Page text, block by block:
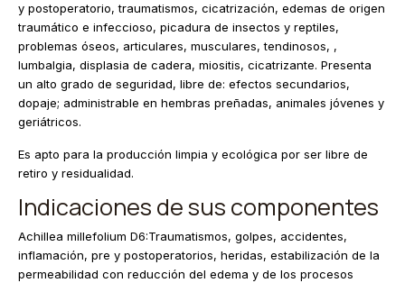
y postoperatorio, traumatismos, cicatrización, edemas de origen
traumático e infeccioso, picadura de insectos y reptiles,
problemas óseos, articulares, musculares, tendinosos, ,
lumbalgia, displasia de cadera, miositis, cicatrizante. Presenta
un alto grado de seguridad, libre de: efectos secundarios,
dopaje; administrable en hembras preñadas, animales jóvenes y
geriátricos.
Es apto para la producción limpia y ecológica por ser libre de
retiro y residualidad.
Indicaciones de sus componentes
Achillea millefolium D6:Traumatismos, golpes, accidentes,
inflamación, pre y postoperatorios, heridas, estabilización de la
permeabilidad con reducción del edema y de los procesos